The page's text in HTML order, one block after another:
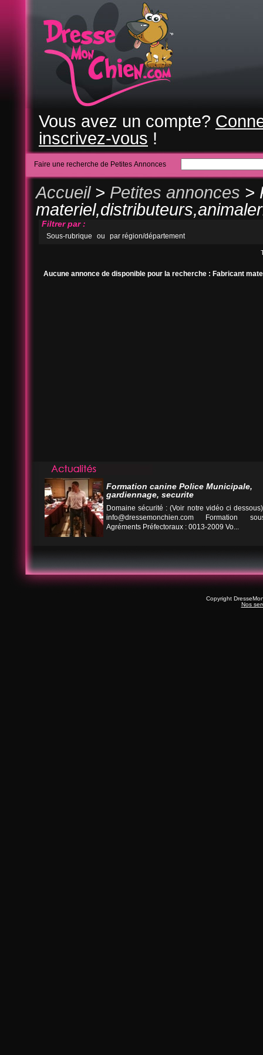
Vous avez un compte?
inscrivez-vous !
Faire une recherche de Petites Annonces
Accueil> Petites annonces >
Filtrer par :
Sous-rubrique ou par région/département
Aucune annonce de disponible pour la recherche : Fabricant
Formation canine Police Municipale,
gardiennage, securite
Domaine sécurité : (Voir notre vidéo ci
info@dressemonchien.com Formation
Agréments Préfectoraux : 0013-2009 Vo...
Copyright
Nos